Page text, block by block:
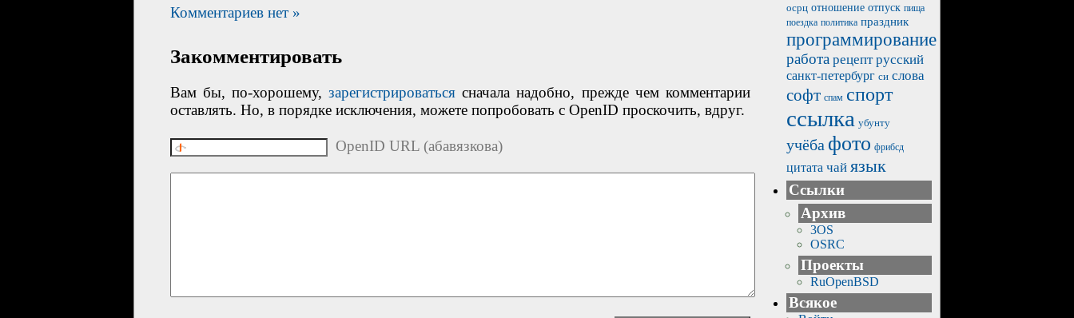
Комментариев нет »
Закомментировать
Вам бы, по-хорошему, зарегистрироваться сначала надобно, прежде чем комментарии
оставлять. Но, в порядке исключения, можете попробовать с OpenID проскочить, вдруг.
OpenID URL (абавязкова)
осрц отношение отпуск пища
поездка политика праздник
программирование
работа рецепт русский
санкт-петербург си слова
софт спам спорт
ссылка убунту
учёба фото фрибсд
цитата чай язык
Ссылки
Архив
3OS
OSRC
Проекты
RuOpenBSD
Всякое